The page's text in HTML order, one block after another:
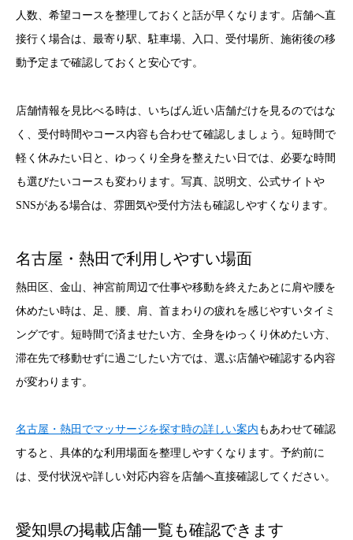
人数、希望コースを整理しておくと話が早くなります。店舗へ直
接行く場合は、最寄り駅、駐車場、入口、受付場所、施術後の移
動予定まで確認しておくと安心です。
店舗情報を見比べる時は、いちばん近い店舗だけを見るのではな
く、受付時間やコース内容も合わせて確認しましょう。短時間で
軽く休みたい日と、ゆっくり全身を整えたい日では、必要な時間
も選びたいコースも変わります。写真、説明文、公式サイトや
SNSがある場合は、雰囲気や受付方法も確認しやすくなります。
名古屋・熱田で利用しやすい場面
熱田区、金山、神宮前周辺で仕事や移動を終えたあとに肩や腰を
休めたい時は、足、腰、肩、首まわりの疲れを感じやすいタイミ
ングです。短時間で済ませたい方、全身をゆっくり休めたい方、
滞在先で移動せずに過ごしたい方では、選ぶ店舗や確認する内容
が変わります。
名古屋・熱田でマッサージを探す時の詳しい案内 もあわせて確認
すると、具体的な利用場面を整理しやすくなります。予約前に
は、受付状況や詳しい対応内容を店舗へ直接確認してください。
愛知県の掲載店舗一覧も確認できます